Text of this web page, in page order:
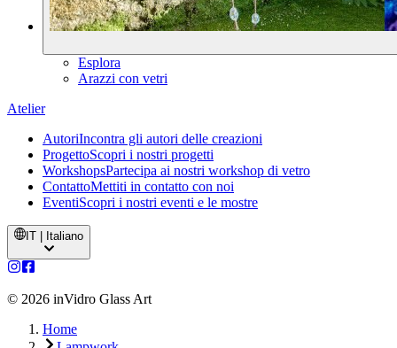
Esplora
Arazzi con vetri
Atelier
AutoriIncontra gli autori delle creazioni
ProgettoScopri i nostri progetti
WorkshopsPartecipa ai nostri workshop di vetro
ContattoMettiti in contatto con noi
EventiScopri i nostri eventi e le mostre
IT | Italiano
© 2026 inVidro Glass Art
Home